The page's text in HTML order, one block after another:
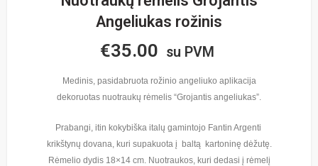
Angeliukas rožinis
€35.00 su PVM
Medinis, pasidabruota rožinio angeliuko aplikacija
dekoruotas nuotraukų rėmelis “Grojantis angeliukas”.
Prabangi, itin kokybiška italų gamintojo Fantin Argenti
krikštynų dovana, kuri supakuota į baltą kartoninę dėžutę.
Rėmelio dydis 18×14 cm. Nuotraukos, kuri dedasi į rėmelį